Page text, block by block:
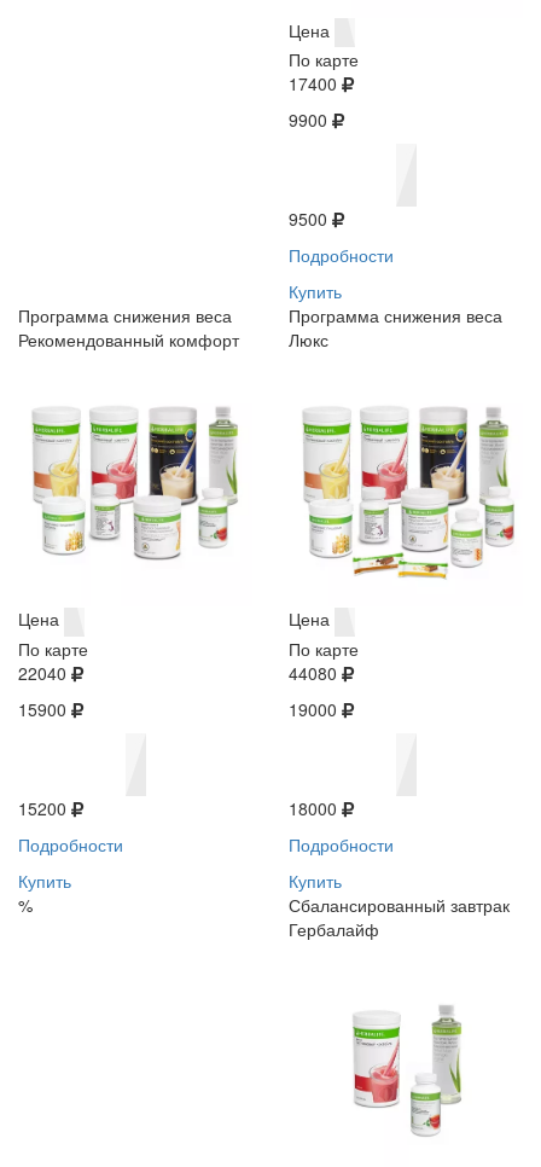
Цена
По карте
17400
9900
9500
Подробности
Купить
Программа снижения веса
Рекомендованный комфорт
Цена
По карте
22040
15900
15200
Подробности
Купить
%
Программа снижения веса
Люкс
Цена
По карте
44080
19000
18000
Подробности
Купить
Сбалансированный завтрак
Гербалайф